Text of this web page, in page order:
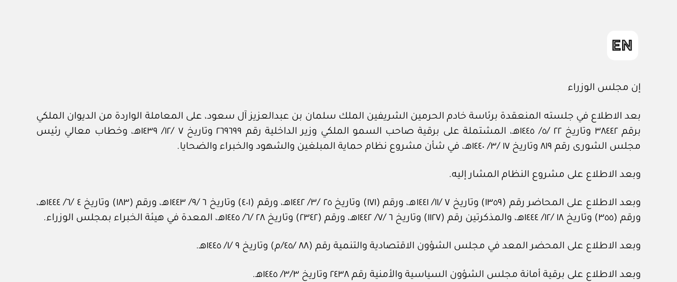
إن مجلس الوزراء
بعد الاطلاع في جلسته المنعقدة برئاسة خادم الحرمين الشريفين الملك سلمان بن عبدالعزيز آل سعود، على المعاملة الواردة من الديوان الملكي
برقم ٣٨٤٤٢ وتاريخ ٢٢ /٥/ ١٤٤٥هـ، المشتملة على برقية صاحب السمو الملكي وزير الداخلية رقم ٢٦٩٦٩٩ وتاريخ ٧ /١٢/ ١٤٣٩هـ، وخطاب معالي رئيس
مجلس الشورى رقم ٨١٩ وتاريخ ١٧ /٣/ ١٤٤٠هـ، في شأن مشروع نظام حماية المبلغين والشهود والخبراء والضحايا.
وبعد الاطلاع على مشروع النظام المشار إليه.
وبعد الاطلاع على المحاضر رقم (١٣٥٩) وتاريخ ٧ /١١/ ١٤٤١هـ، ورقم (١٧١) وتاريخ ٢٥ /٣/ ١٤٤٢هـ، ورقم (٤٠١) وتاريخ ٦ /٩/ ١٤٤٣هـ، ورقم (١٨٣) وتاريخ ٤ /٦/ ١٤٤٤هـ،
ورقم (٣٥٥) وتاريخ ١٨ /١٢/ ١٤٤٤هـ، والمذكرتين رقم (١١٢٧) وتاريخ ٦ /٧/ ١٤٤٢هـ، ورقم (٢٣٤٢) وتاريخ ٢٨ /٦/ ١٤٤٥هـ، المعدة في هيئة الخبراء بمجلس الوزراء.
وبعد الاطلاع على المحضر المعد في مجلس الشؤون الاقتصادية والتنمية رقم (٨٨ /٤٥/م) وتاريخ ٩ /١/ ١٤٤٥هـ.
وبعد الاطلاع على برقية أمانة مجلس الشؤون السياسية والأمنية رقم ٢٤٣٨ وتاريخ ٣/٣/ ١٤٤٥هـ.